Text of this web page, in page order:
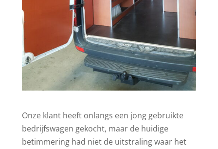
Onze klant heeft onlangs een jong gebruikte
bedrijfswagen gekocht, maar de huidige
betimmering had niet de uitstraling waar het